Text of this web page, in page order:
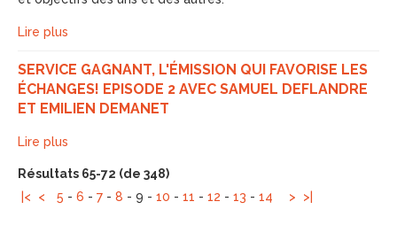
Lire plus
SERVICE GAGNANT, L'ÉMISSION QUI FAVORISE LES
ÉCHANGES! EPISODE 2 AVEC SAMUEL DEFLANDRE
ET EMILIEN DEMANET
Lire plus
Résultats 65-72 (de 348)
|<
< 5 - 6 - 7 - 8 - 9 - 10 - 11 - 12 - 13 - 14 > >|